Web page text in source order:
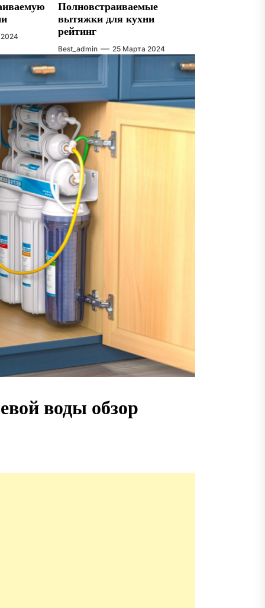
Полновстраиваемые
вытяжки для кухни
рейтинг
Best_admin 25 Марта 2024
воды обзор